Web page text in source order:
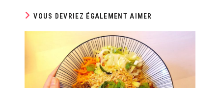
VOUS DEVRIEZ ÉGALEMENT AIMER